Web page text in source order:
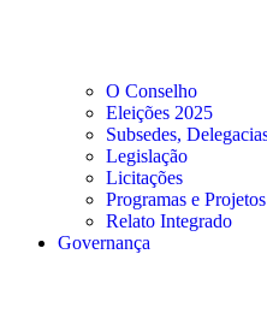
O Conselho
Eleições 2025
Subsedes,
Legislação
Licitações
Programas e Projetos
Relato Integrado
Governança